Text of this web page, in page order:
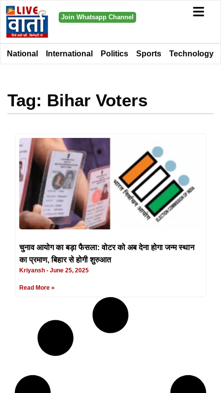
Join Whatsapp Channel
National International Politics Sports Technology
Tag: Bihar Voters
चुनाव आयोग का बड़ा फैसला: वोटर को अब देना होगा जन्म स्थान
का प्रमाण, बिहार से होगी शुरुआत
Kriyansh June 25, 2025
Read More »